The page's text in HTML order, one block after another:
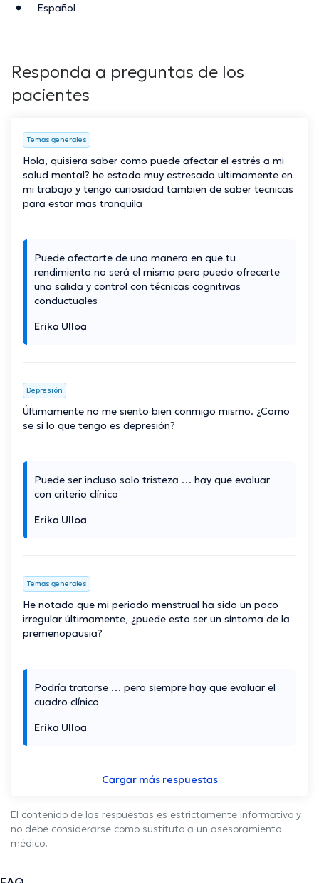
Español
Responda a preguntas de los
pacientes
Temas generales
Hola, quisiera saber como puede afectar el estrés a mi
salud mental? he estado muy estresada ultimamente en
mi trabajo y tengo curiosidad tambien de saber tecnicas
para estar mas tranquila
Puede afectarte de una manera en que tu
rendimiento no será el mismo pero puedo ofrecerte
una salida y control con técnicas cognitivas
conductuales
Erika Ulloa
Depresión
Últimamente no me siento bien conmigo mismo. ¿Como
se si lo que tengo es depresión?
Puede ser incluso solo tristeza … hay que evaluar
con criterio clínico
Erika Ulloa
Temas generales
He notado que mi periodo menstrual ha sido un poco
irregular últimamente, ¿puede esto ser un síntoma de la
premenopausia?
Podría tratarse … pero siempre hay que evaluar el
cuadro clínico
Erika Ulloa
Cargar más respuestas
El contenido de las respuestas es estrictamente informativo y
no debe considerarse como sustituto a un asesoramiento
médico.